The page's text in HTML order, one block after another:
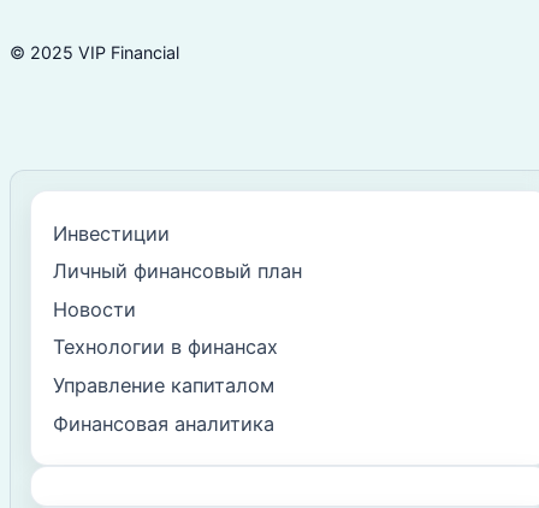
© 2025 VIP Financial
Инвестиции
Личный финансовый план
Новости
Технологии в финансах
Управление капиталом
Финансовая аналитика